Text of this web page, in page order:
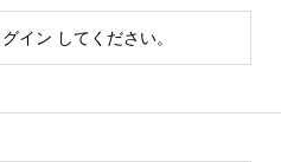
グイン してください。